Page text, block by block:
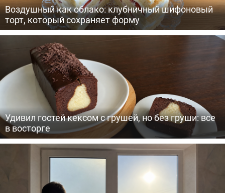
Воздушный как облако: клубничный шифоновый
торт, который сохраняет форму
Удивил гостей кексом с грушей, но без груши: все
в восторге